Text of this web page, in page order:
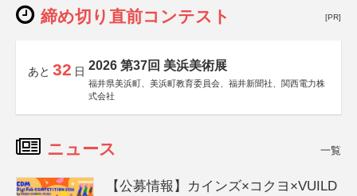
締め切り直前コンテスト [PR]
あと 32 日 2026 第37回 美浜美術展
福井県美浜町、美浜町教育委員会、福井新聞社、関西電力株
式会社
ニュース 一覧
【公募情報】カインズ×コクヨ×VUILD